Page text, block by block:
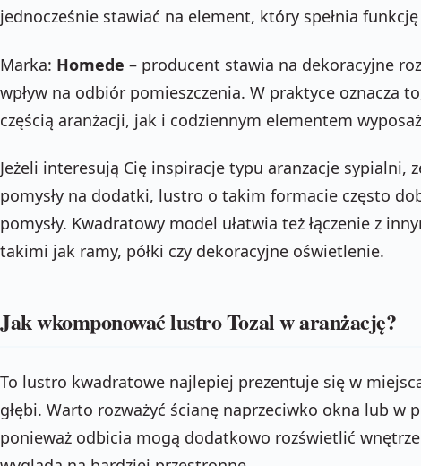
jednocześnie stawiać na element, który spełnia
Marka: Homede – producent stawia na dekoracyjne
wpływ na odbiór pomieszczenia. W praktyce oznacza
częścią aranżacji, jak i codziennym elementem
Jeżeli interesują Cię inspiracje typu aranzacje sypialni,
pomysły na dodatki, lustro o takim formacie często
pomysły. Kwadratowy model ułatwia też łączenie z
takimi jak ramy, półki czy dekoracyjne oświetlenie.
Jak wkomponować lustro Tozal w aranżację?
To lustro kwadratowe najlepiej prezentuje się w
głębi. Warto rozważyć ścianę naprzeciwko okna lub w
ponieważ odbicia mogą dodatkowo rozświetlić